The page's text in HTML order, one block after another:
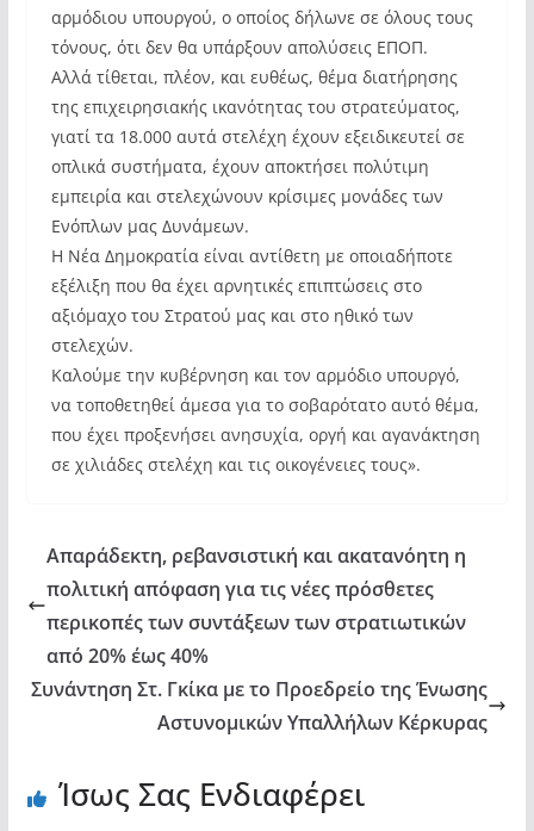
αρμόδιου υπουργού, ο οποίος δήλωνε σε όλους τους
τόνους, ότι δεν θα υπάρξουν απολύσεις ΕΠΟΠ.
Αλλά τίθεται, πλέον, και ευθέως, θέμα διατήρησης
της επιχειρησιακής ικανότητας του στρατεύματος,
γιατί τα 18.000 αυτά στελέχη έχουν εξειδικευτεί σε
οπλικά συστήματα, έχουν αποκτήσει πολύτιμη
εμπειρία και στελεχώνουν κρίσιμες μονάδες των
Ενόπλων μας Δυνάμεων.
Η Νέα Δημοκρατία είναι αντίθετη με οποιαδήποτε
εξέλιξη που θα έχει αρνητικές επιπτώσεις στο
αξιόμαχο του Στρατού μας και στο ηθικό των
στελεχών.
Καλούμε την κυβέρνηση και τον αρμόδιο υπουργό,
να τοποθετηθεί άμεσα για το σοβαρότατο αυτό θέμα,
που έχει προξενήσει ανησυχία, οργή και αγανάκτηση
σε χιλιάδες στελέχη και τις οικογένειες τους».
Απαράδεκτη, ρεβανσιστική και ακατανόητη η
πολιτική απόφαση για τις νέες πρόσθετες
περικοπές των συντάξεων των στρατιωτικών
από 20% έως 40%
Συνάντηση Στ. Γκίκα με το Προεδρείο της Ένωσης
Αστυνομικών Υπαλλήλων Κέρκυρας
Ίσως Σας Ενδιαφέρει